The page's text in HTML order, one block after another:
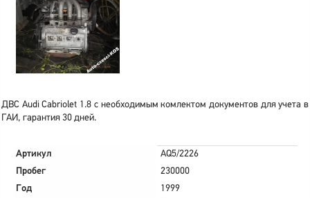
ДВС Audi Cabriolet 1.8 с необходимым комлектом документов для учета в
ГАИ, гарантия 30 дней.
Артикул
AQ5/2226
Пробег
230000
Год
1999